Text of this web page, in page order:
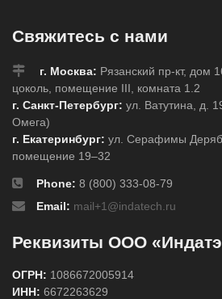
Свяжитесь с нами
г. Москва: Рязанский пр-кт, дом
цоколь, помещение III, комната 1.2
г. Санкт-Петербург: ул. Ватутина, д.
Омега)
г. Екатеринбург: ул. Серафимы
помещение 19–32
Phone: 8 (800) 333-08-79
Email: mail+1@indatech.ru
Реквизиты ООО
ОГРН: 1086672005914
ИНН: 6672263629